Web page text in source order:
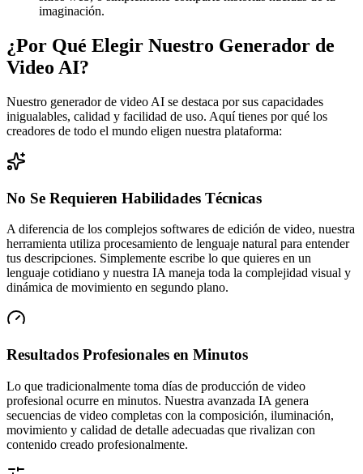
imaginación.
¿Por Qué Elegir Nuestro Generador de
Video AI?
Nuestro generador de video AI se destaca por sus capacidades
inigualables, calidad y facilidad de uso. Aquí tienes por qué los
creadores de todo el mundo eligen nuestra plataforma:
No Se Requieren Habilidades Técnicas
A diferencia de los complejos softwares de edición de video, nuestra
herramienta utiliza procesamiento de lenguaje natural para entender
tus descripciones. Simplemente escribe lo que quieres en un
lenguaje cotidiano y nuestra IA maneja toda la complejidad visual y
dinámica de movimiento en segundo plano.
Resultados Profesionales en Minutos
Lo que tradicionalmente toma días de producción de video
profesional ocurre en minutos. Nuestra avanzada IA genera
secuencias de video completas con la composición, iluminación,
movimiento y calidad de detalle adecuadas que rivalizan con
contenido creado profesionalmente.